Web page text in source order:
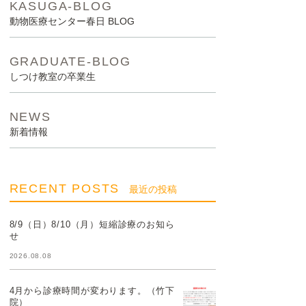
KASUGA-BLOG
動物医療センター春日 BLOG
GRADUATE-BLOG
しつけ教室の卒業生
NEWS
新着情報
RECENT POSTS 最近の投稿
8/9（日）8/10（月）短縮診療のお知ら
せ
2026.08.08
4月から診療時間が変わります。（竹下
院）